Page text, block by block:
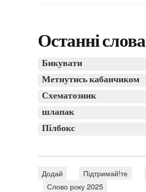
Останні слова
Бикувати
Метнутись кабанчиком
Схематозник
шлапак
Пілбокс
Додай Підтримай!те
Слово року 2025